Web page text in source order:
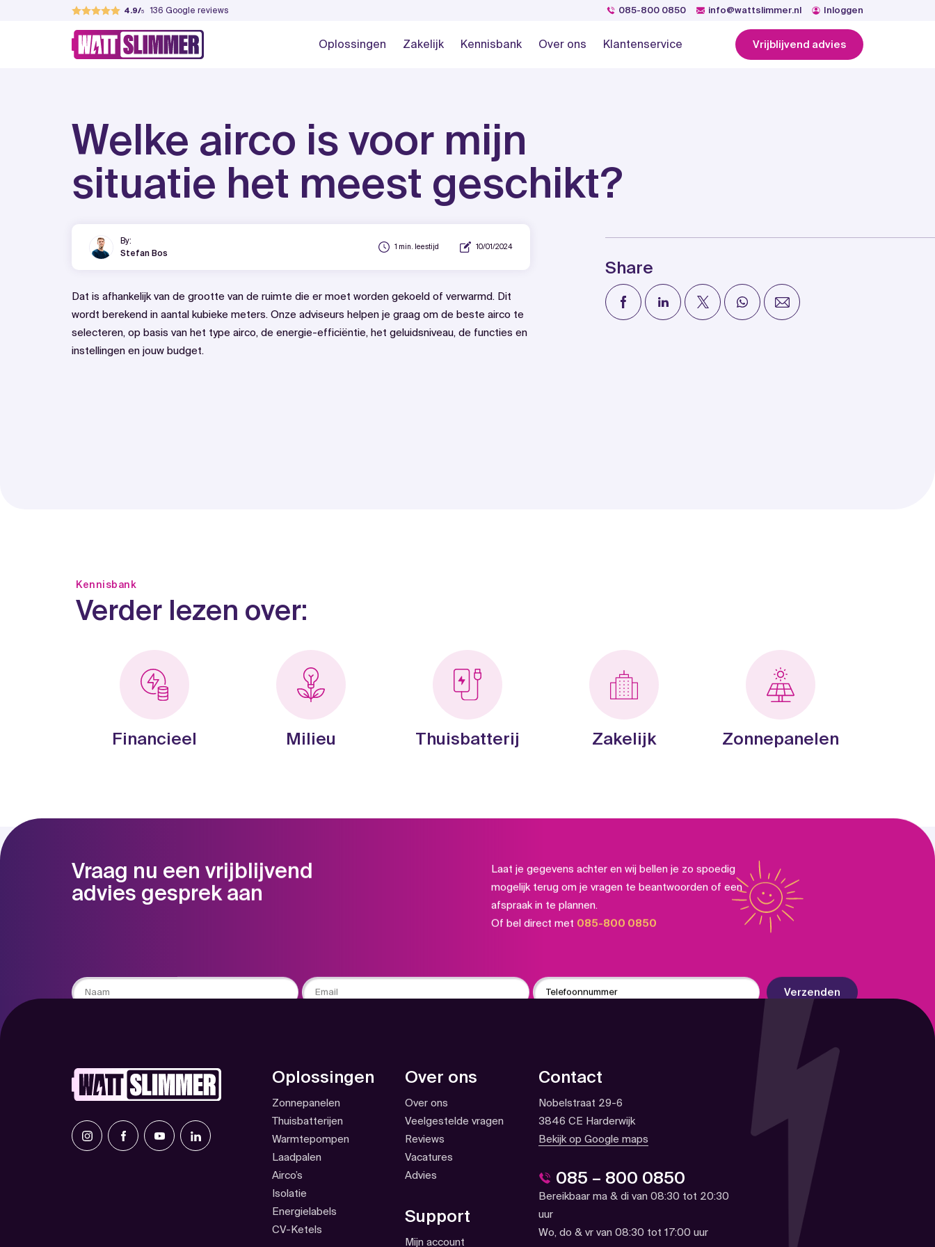
4.9 136 Google reviews 085-800 0850 info@wattslimmer.nl Inloggen
WattSlimmer
Jouw partner in verduurzamen Oplossingen Zakelijk Kennisbank Over ons Klantenservice Vrijblijvend advies
Welke airco is voor mijn
situatie het meest geschikt?
By:
Stefan Bos
1 min. leestijd 10/01/2024
Dat is afhankelijk van de grootte van de ruimte die er moet worden gekoeld of verwarmd. Dit
wordt berekend in aantal kubieke meters. Onze adviseurs helpen je graag om de beste airco te
selecteren, op basis van het type airco, de energie-efficiëntie, het geluidsniveau, de functies en
instellingen en jouw budget.
Share
Kennisbank
Verder lezen over:
Financieel Milieu Thuisbatterij Zakelijk Zonnepanelen
Vraag nu een vrijblijvend
advies gesprek aan
Laat je gegevens achter en wij bellen je zo spoedig
mogelijk terug om je vragen te beantwoorden of een
afspraak in te plannen.
Of bel direct met 085-800 0850
Naam Email Phone
Verzenden
Oplossingen
Zonnepanelen
Thuisbatterijen
Warmtepompen
Laadpalen
Airco’s
Isolatie
Energielabels
CV-Ketels
Over ons
Over ons
Veelgestelde vragen
Reviews
Vacatures
Advies
Support
Mijn account
Contact
Nobelstraat 29-6
3846 CE Harderwijk
Bekijk op Google maps
085 – 800 0850
Bereikbaar ma & di van 08:30 tot 20:30
uur
Wo, do & vr van 08:30 tot 17:00 uur